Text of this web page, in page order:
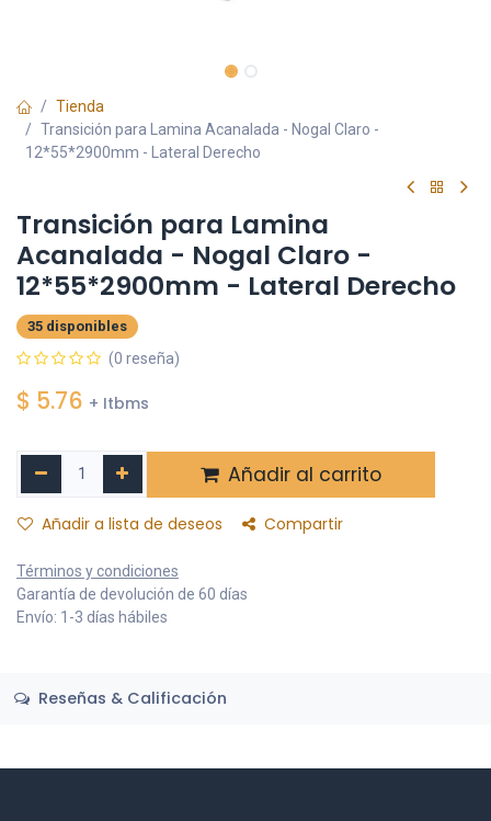
Tienda
Transición para Lamina Acanalada - Nogal Claro -
12*55*2900mm - Lateral Derecho
Transición para Lamina
Acanalada - Nogal Claro -
12*55*2900mm - Lateral Derecho
35 disponibles
(0 reseña)
$ 5.76 + Itbms
Añadir al carrito
Añadir a lista de deseos Compartir
Términos y condiciones
Garantía de devolución de 60 días
Envío: 1-3 días hábiles
Reseñas & Calificación